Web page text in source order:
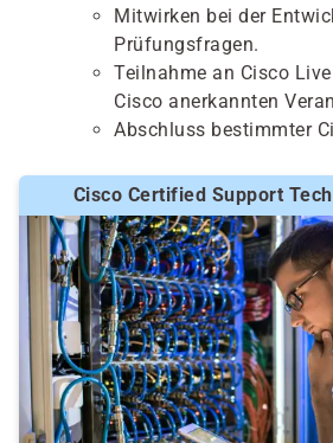
Mitwirken bei der
Prüfungsfragen.
Teilnahme an Cisco
Cisco anerkannten
Abschluss bestimmter
Cisco Certified Support